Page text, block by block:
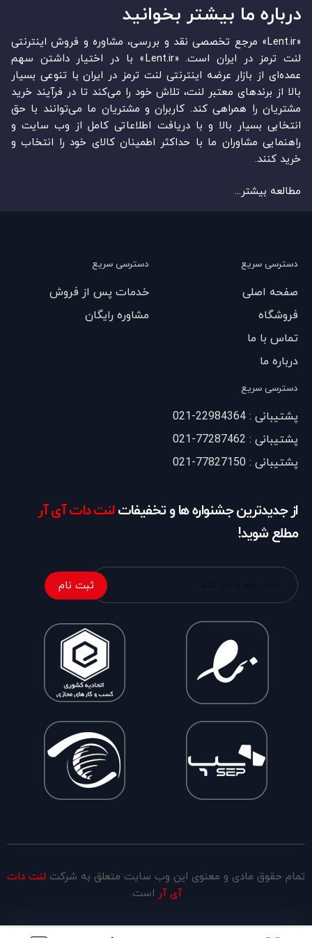
درباره ما بیشتر بخوانید
«Lent.ir» مرجع تخصصی نقد و بررسی، مشاوره و فروش اینترنتی
لنت ترمز در ایران است. «Lent.ir» با در اختیار داشتن سهم
عمده‏‌ای از بازار عرضه اینترنتی لنت ترمز در ایران با تنوعی بسیار
بالا از برندهای معتبر لنت، تلاش خود را می‌‏‏کند تا در فرآیند خرید
مشتریان را همراهی کند. کاربران و مشتریان ما می‏‏‌توانند با حق
انتخابی بسیار بالا و با دریافت اطلاعاتی کامل از وب سایت و
راهنمایی مشاوران ما با حداکثر اطمینان کالای خود را انتخاب و
خرید کنند.
مطالعه بیشتر...
دسترسی سریع
صفحه اصلی
فروشگاه
تماس با ما
درباره ما
دسترسی سریع
خدمات پس از فروش
مشاوره رایگان
دسترسی سریع
پشتیبانی : 22984364-021
پشتیبانی : 77287462-021
پشتیبانی : 77827150-021
از جدیدترین جشنواره ها و تخفیفاتلنت دات آی آر
مطلع شوید!
ثبت نام
تمام حقوق مادی و معنوی این وب سایت متعلق به شرکت لنت دات
آی آر است.